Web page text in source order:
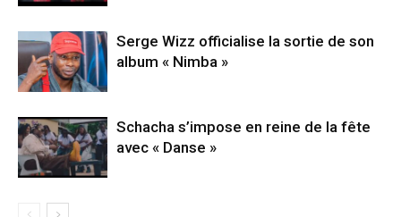
Serge Wizz officialise la sortie de son
album « Nimba »
Schacha s’impose en reine de la fête
avec « Danse »